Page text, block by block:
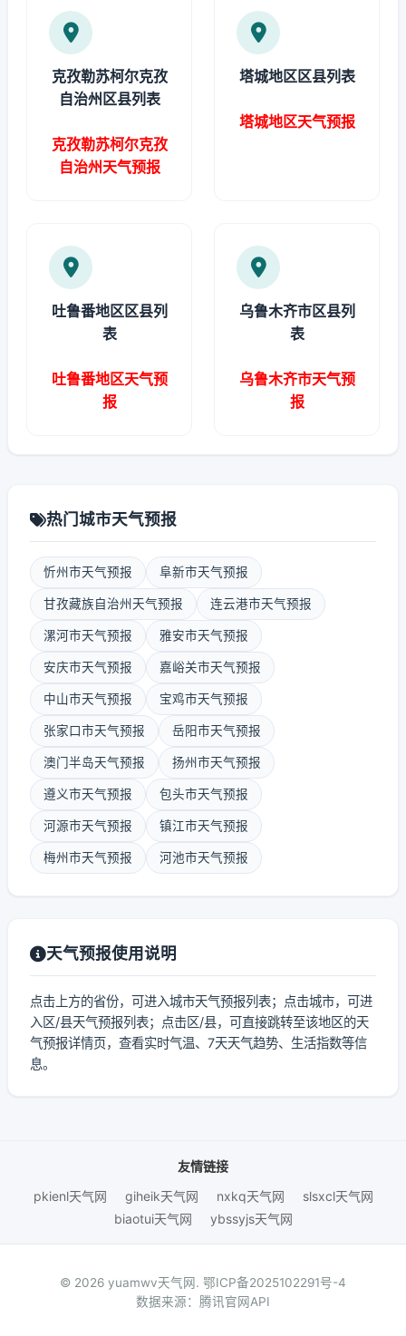
克孜勒苏柯尔克孜
自治州区县列表
克孜勒苏柯尔克孜
自治州天气预报
塔城地区区县列表
塔城地区天气预报
吐鲁番地区区县列
表
吐鲁番地区天气预
报
乌鲁木齐市区县列
表
乌鲁木齐市天气预
报
热门城市天气预报
忻州市天气预报 阜新市天气预报
甘孜藏族自治州天气预报 连云港市天气预报
漯河市天气预报 雅安市天气预报
安庆市天气预报 嘉峪关市天气预报
中山市天气预报 宝鸡市天气预报
张家口市天气预报 岳阳市天气预报
澳门半岛天气预报 扬州市天气预报
遵义市天气预报 包头市天气预报
河源市天气预报 镇江市天气预报
梅州市天气预报 河池市天气预报
天气预报使用说明
点击上方的省份，可进入城市天气预报列表；点击城市，可进
入区/县天气预报列表；点击区/县，可直接跳转至该地区的天
气预报详情页，查看实时气温、7天天气趋势、生活指数等信
息。
友情链接
pkienl天气网
giheik天气网 nxkq天气网
slsxcl天气网
biaotui天气网
ybssyjs天气网
© 2026 yuamwv天气网. 鄂ICP备2025102291号-4
数据来源：腾讯官网API